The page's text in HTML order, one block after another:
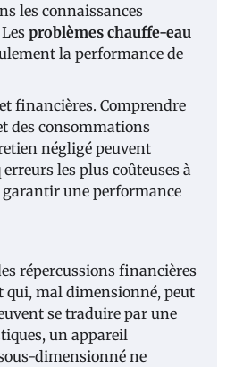
les connaissances
problèmes chauffe-eau
la performance de
financières. Comprendre
des consommations
négligé peuvent
les plus coûteuses à
une performance
répercussions financières
qui, mal dimensionné, peut
se traduire par une
un appareil
dimensionné ne